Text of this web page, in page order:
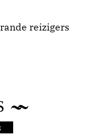
reizigers